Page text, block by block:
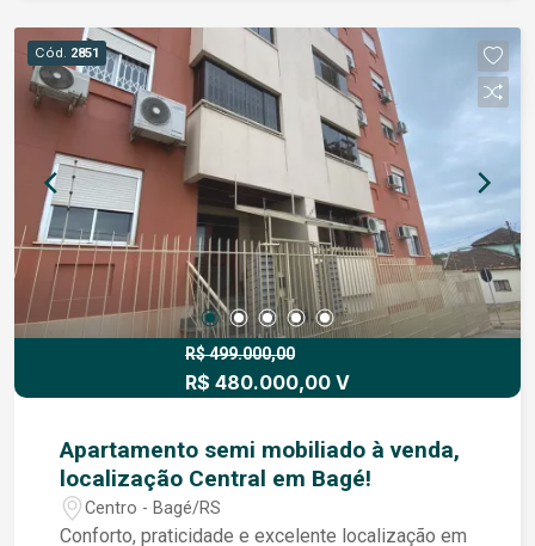
Cód. 2851
R$ 499.000,00
R$ 480.000,00 V
Apartamento semi mobiliado à venda,
localização Central em Bagé!
Centro - Bagé/RS
Conforto, praticidade e excelente localização em